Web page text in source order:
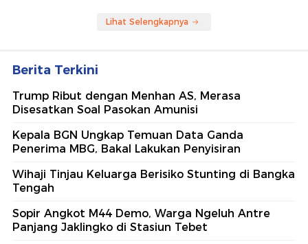
Lihat Selengkapnya
Berita Terkini
Trump Ribut dengan Menhan AS, Merasa
Disesatkan Soal Pasokan Amunisi
Kepala BGN Ungkap Temuan Data Ganda
Penerima MBG, Bakal Lakukan Penyisiran
Wihaji Tinjau Keluarga Berisiko Stunting di Bangka
Tengah
Sopir Angkot M44 Demo, Warga Ngeluh Antre
Panjang Jaklingko di Stasiun Tebet